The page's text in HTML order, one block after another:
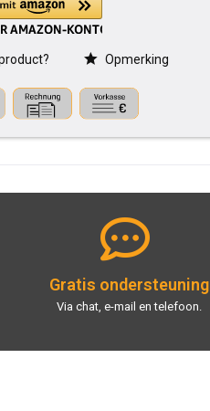
Opmerking
Gratis ondersteuning
Via chat, e-mail en telefoon.